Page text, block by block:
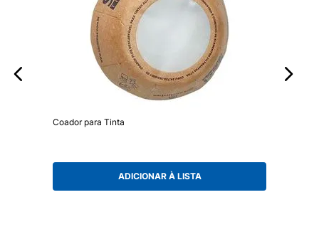
Coador para Tinta
ADICIONAR À LISTA